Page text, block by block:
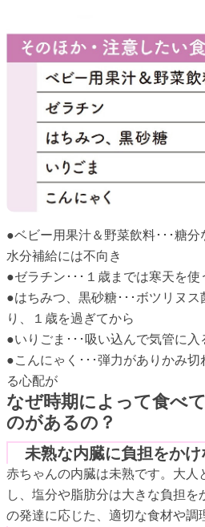
●ベビー用果汁＆野菜飲料･･･糖
水分補給には不向き
●ゼラチン･･･１歳までは寒天を使
●はちみつ、黒砂糖･･･ボツリヌ
り、１歳を過ぎてから
●いりごま･･･吸い込んで気管に
●こんにゃく･･･弾力がありかみ
る心配が
なぜ時期によって食べ
のがあるの？
未熟な内臓に負担をか
赤ちゃんの内臓は未熟です。大人
し、塩分や脂肪分は大きな負担
の発達に応じた、適切な食材や調